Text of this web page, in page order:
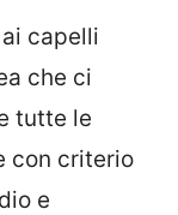
capelli
che ci
tutte le
con criterio
e